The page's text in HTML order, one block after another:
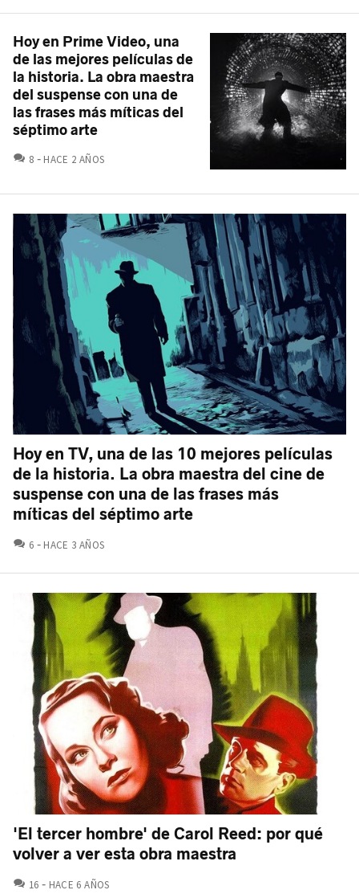
Hoy en Prime Video, una
de las mejores películas de
la historia. La obra maestra
del suspense con una de
las frases más míticas del
séptimo arte
8 COMENTARIOS
HACE 2 AÑOS
Hoy en TV, una de las 10 mejores películas
de la historia. La obra maestra del cine de
suspense con una de las frases más
míticas del séptimo arte
6 COMENTARIOS
HACE 3 AÑOS
'El tercer hombre' de Carol Reed: por qué
volver a ver esta obra maestra
16 COMENTARIOS
HACE 6 AÑOS